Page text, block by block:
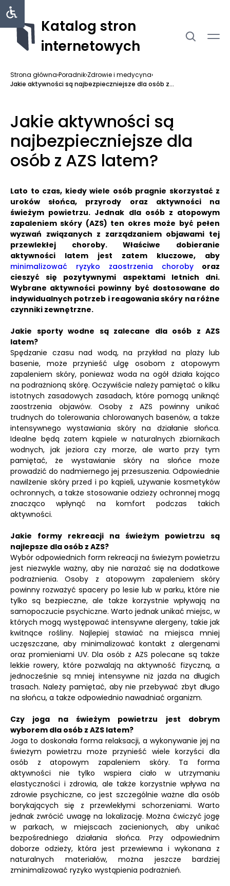
Katalog stron
internetowych
Strona główna›Poradnik›Zdrowie i medycyna›
Jakie aktywności są najbezpieczniejsze dla osób z...
Jakie aktywności są
najbezpieczniejsze dla
osób z AZS latem?
Lato to czas, kiedy wiele osób pragnie skorzystać z
uroków słońca, przyrody oraz aktywności na
świeżym powietrzu. Jednak dla osób z atopowym
zapaleniem skóry (AZS) ten okres może być pełen
wyzwań związanych z zarządzaniem objawami tej
przewlekłej choroby.Właściwe dobieranie
aktywności latem jest zatem kluczowe, aby
minimalizować ryzyko zaostrzenia choroby oraz
cieszyć się pozytywnymi aspektami letnich dni.
Wybrane aktywności powinny być dostosowane do
indywidualnych potrzeb i reagowania skóry na różne
czynniki zewnętrzne.
Jakie sporty wodne są zalecane dla osób z AZS
latem?
Spędzanie czasu nad wodą, na przykład na plaży lub
basenie, może przynieść ulgę osobom z atopowym
zapaleniem skóry, ponieważ woda na ogół działa kojąco
na podrażnioną skórę. Oczywiście należy pamiętać o kilku
istotnych zasadowych zasadach, które pomogą uniknąć
zaostrzenia objawów. Osoby z AZS powinny unikać
trudnych do tolerowania chlorowanych basenów, a także
intensywnego wystawiania skóry na działanie słońca.
Idealne będą zatem kąpiele w naturalnych zbiornikach
wodnych, jak jeziora czy morze, ale warto przy tym
pamiętać, że wystawianie skóry na słońce może
prowadzić do nadmiernego jej przesuszenia. Odpowiednie
nawilżenie skóry przed i po kąpieli, używanie kosmetyków
ochronnych, a także stosowanie odzieży ochronnej mogą
znacząco wpłynąć na komfort podczas takich
aktywności.
Jakie formy rekreacji na świeżym powietrzu są
najlepsze dla osób z AZS?
Wybór odpowiednich form rekreacji na świeżym powietrzu
jest niezwykle ważny, aby nie narażać się na dodatkowe
podrażnienia. Osoby z atopowym zapaleniem skóry
powinny rozważyć spacery po lesie lub w parku, które nie
tylko są bezpieczne, ale także korzystnie wpływają na
samopoczucie psychiczne. Warto jednak unikać miejsc, w
których mogą występować intensywne alergeny, takie jak
kwitnące rośliny. Najlepiej stawiać na miejsca mniej
uczęszczane, aby minimalizować kontakt z alergenami
oraz promieniami UV. Dla osób z AZS polecane są także
lekkie rowery, które pozwalają na aktywność fizyczną, a
jednocześnie są mniej intensywne niż jazda na długich
trasach. Należy pamiętać, aby nie przebywać zbyt długo
na słońcu, a także odpowiednio nawadniać organizm.
Czy joga na świeżym powietrzu jest dobrym
wyborem dla osób z AZS latem?
Joga to doskonała forma relaksacji, a wykonywanie jej na
świeżym powietrzu może przynieść wiele korzyści dla
osób z atopowym zapaleniem skóry. Ta forma
aktywności nie tylko wspiera ciało w utrzymaniu
elastyczności i zdrowia, ale także korzystnie wpływa na
zdrowie psychiczne, co jest szczególnie ważne dla osób
borykających się z przewlekłymi schorzeniami. Warto
jednak zwrócić uwagę na lokalizację. Można ćwiczyć jogę
w parkach, w miejscach zacienionych, aby unikać
bezpośredniego działania słońca. Przy odpowiednim
doborze odzieży, która jest przewiewna i wykonana z
naturalnych materiałów, można jeszcze bardziej
zminimalizować ryzyko wystąpienia podrażnień.